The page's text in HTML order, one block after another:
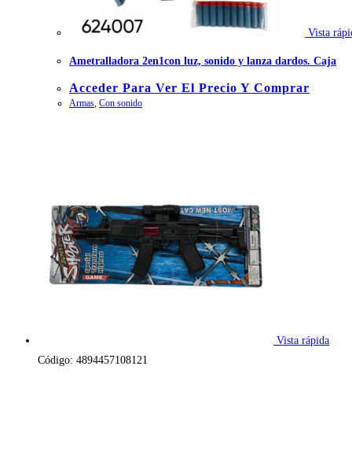
Vista
Ametralladora 2en1con luz, sonido y lanza dardos. Caja
Acceder Para Ver El Precio Y Comprar
Armas, Con sonido
Vista rápida
Código: 4894457108121